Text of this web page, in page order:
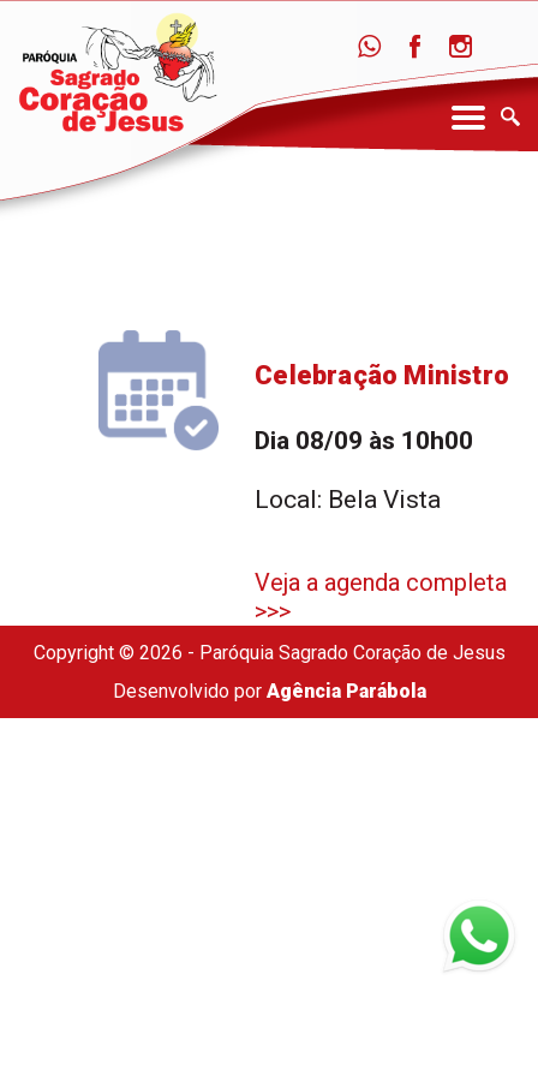
Celebração Ministro
Dia 08/09 às 10h00
Local: Bela Vista
Veja a agenda completa
>>>
Copyright © 2026 - Paróquia Sagrado Coração de Jesus
Desenvolvido por Agência Parábola